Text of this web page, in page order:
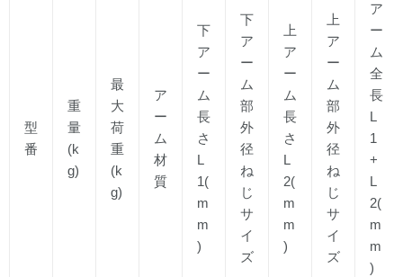
型
番
重
量
(k
g)
最
大
荷
重
(k
g)
ア
ー
ム
材
質
下
ア
ー
ム
長
さ
L
1(
m
m
)
下
ア
ー
ム
部
外
径
ね
じ
サ
イ
ズ
上
ア
ー
ム
長
さ
L
2(
m
m
)
上
ア
ー
ム
部
外
径
ね
じ
サ
イ
ズ
ア
ー
ム
全
長
L
1
+
L
2(
m
m
)